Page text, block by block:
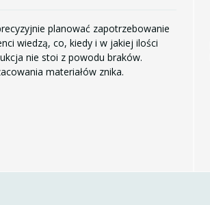
planować zapotrzebowanie
wiedzą, co, kiedy i w jakiej ilości
nie stoi z powodu braków.
materiałów znika.